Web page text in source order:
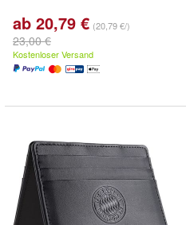
ab 20,79 € (20,79 €/)
23,00 €
Kostenloser Versand